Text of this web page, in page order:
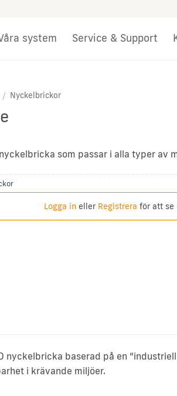
system Service & Support
/ Nyckelbrickor
som passar i alla typer av
Logga in eller Registrera för att se
nyckelbricka baserad på en
i krävande miljöer.